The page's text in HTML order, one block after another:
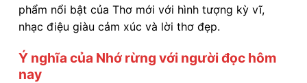
phẩm nổi bật của Thơ mới với hình tượng kỳ vĩ,
nhạc điệu giàu cảm xúc và lời thơ đẹp.
Ý nghĩa của Nhớ rừng với người đọc hôm
nay